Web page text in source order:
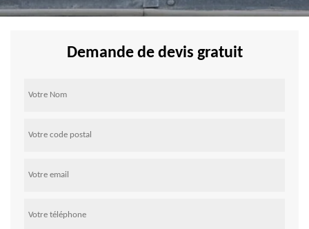
Demande de devis gratuit